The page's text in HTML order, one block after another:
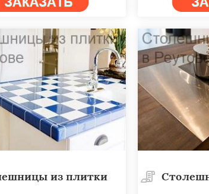
из плитки